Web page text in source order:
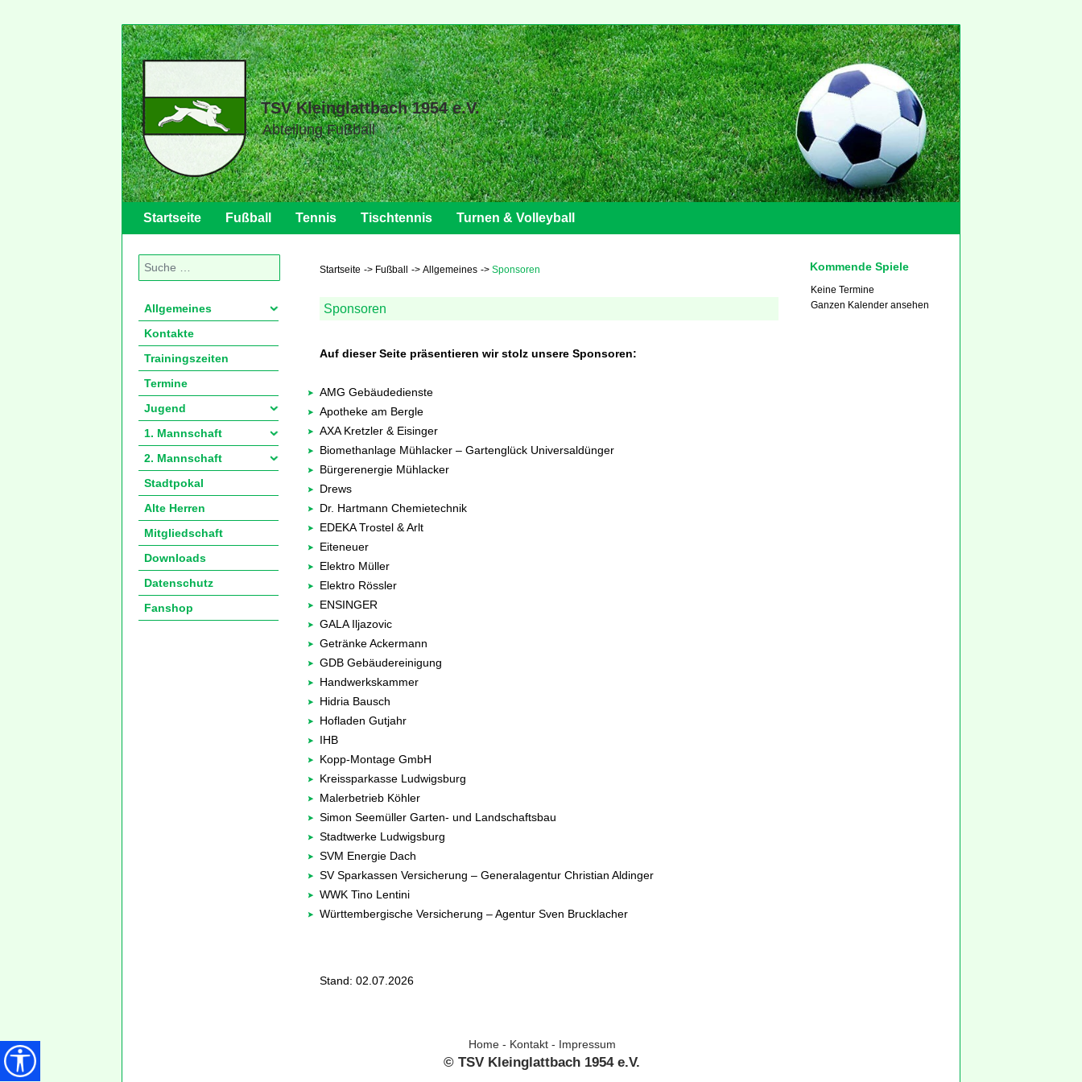
TSV Kleinglattbach 1954 e.V.
Abteilung Fußball
Startseite Fußball Tennis Tischtennis Turnen & Volleyball
Suchen
Allgemeines
Kontakte
Trainingszeiten
Termine
Jugend
1. Mannschaft
2. Mannschaft
Stadtpokal
Alte Herren
Mitgliedschaft
Downloads
Datenschutz
Fanshop
Startseite Fußball Allgemeines Sponsoren
Sponsoren
Auf dieser Seite präsentieren wir stolz unsere Sponsoren:
AMG Gebäudedienste
Apotheke am Bergle
AXA Kretzler & Eisinger
Biomethanlage Mühlacker – Gartenglück Universaldünger
Bürgerenergie Mühlacker
Drews
Dr. Hartmann Chemietechnik
EDEKA Trostel & Arlt
Eiteneuer
Elektro Müller
Elektro Rössler
ENSINGER
GALA Iljazovic
Getränke Ackermann
GDB Gebäudereinigung
Handwerkskammer
Hidria Bausch
Hofladen Gutjahr
IHB
Kopp-Montage GmbH
Kreissparkasse Ludwigsburg
Malerbetrieb Köhler
Simon Seemüller Garten- und Landschaftsbau
Stadtwerke Ludwigsburg
SVM Energie Dach
SV Sparkassen Versicherung – Generalagentur Christian Aldinger
WWK Tino Lentini
Württembergische Versicherung – Agentur Sven Brucklacher
Stand: 02.07.2026
Kommende Spiele
Keine Termine
Ganzen Kalender ansehen
Home- Kontakt- Impressum
© TSV Kleinglattbach 1954 e.V.